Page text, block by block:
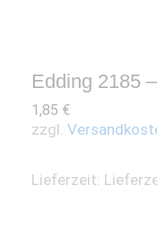
Edding 2185
1,85 €
zzgl.
Lieferzeit: